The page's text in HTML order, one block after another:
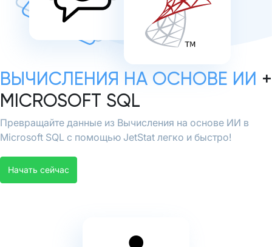
ВЫЧИСЛЕНИЯ НА ОСНОВЕ ИИ +
MICROSOFT SQL
Превращайте данные из Вычисления на основе ИИ в
Microsoft SQL с помощью JetStat легко и быстро!
Начать сейчас